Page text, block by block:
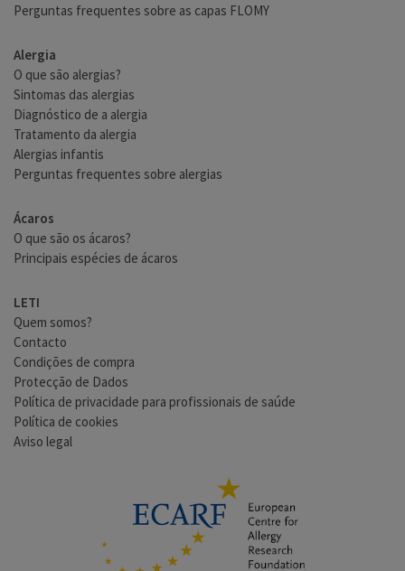
Perguntas frequentes sobre as capas FLOMY
Alergia
O que são alergias?
Sintomas das alergias
Diagnóstico de a alergia
Tratamento da alergia
Alergias infantis
Perguntas frequentes sobre alergias
Ácaros
O que são os ácaros?
Principais espécies de ácaros
LETI
Quem somos?
Contacto
Condições de compra
Protecção de Dados
Política de privacidade para profissionais de saúde
Política de cookies
Aviso legal